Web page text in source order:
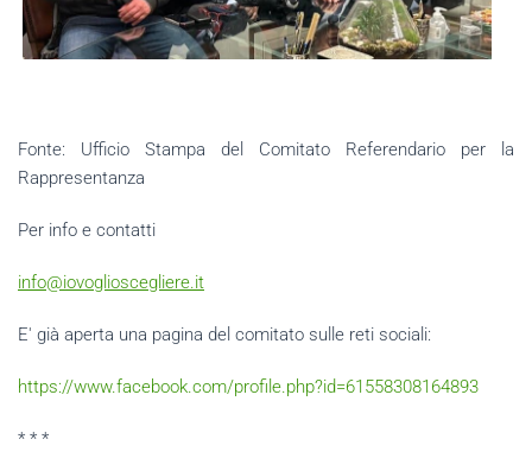
Fonte: Ufficio Stampa del Comitato Referendario per la
Rappresentanza
Per info e contatti
info@iovoglioscegliere.it
E' già aperta una pagina del comitato sulle reti sociali:
https://www.facebook.com/profile.php?id=61558308164893
* * *